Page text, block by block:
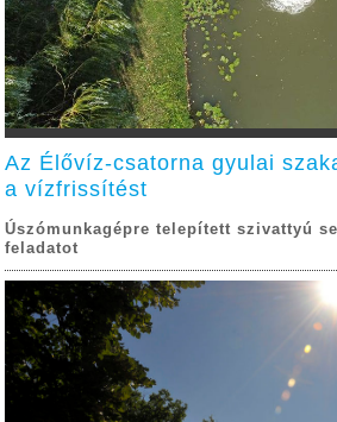
Az Élővíz-csatorna gyulai
a vízfrissítést
Úszómunkagépre telepített szivattyú
feladatot